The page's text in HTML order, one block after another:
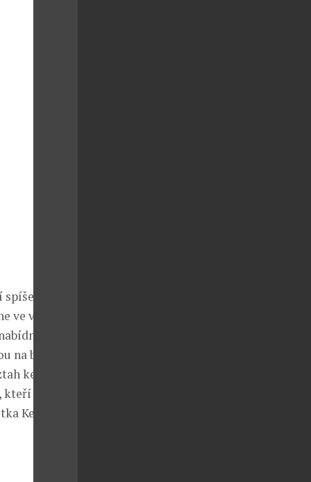
jako
ve vibrační
na baru,
ke kráse,
chtějí
Kerle.